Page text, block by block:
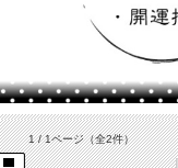
1 / 1ページ（全2件）